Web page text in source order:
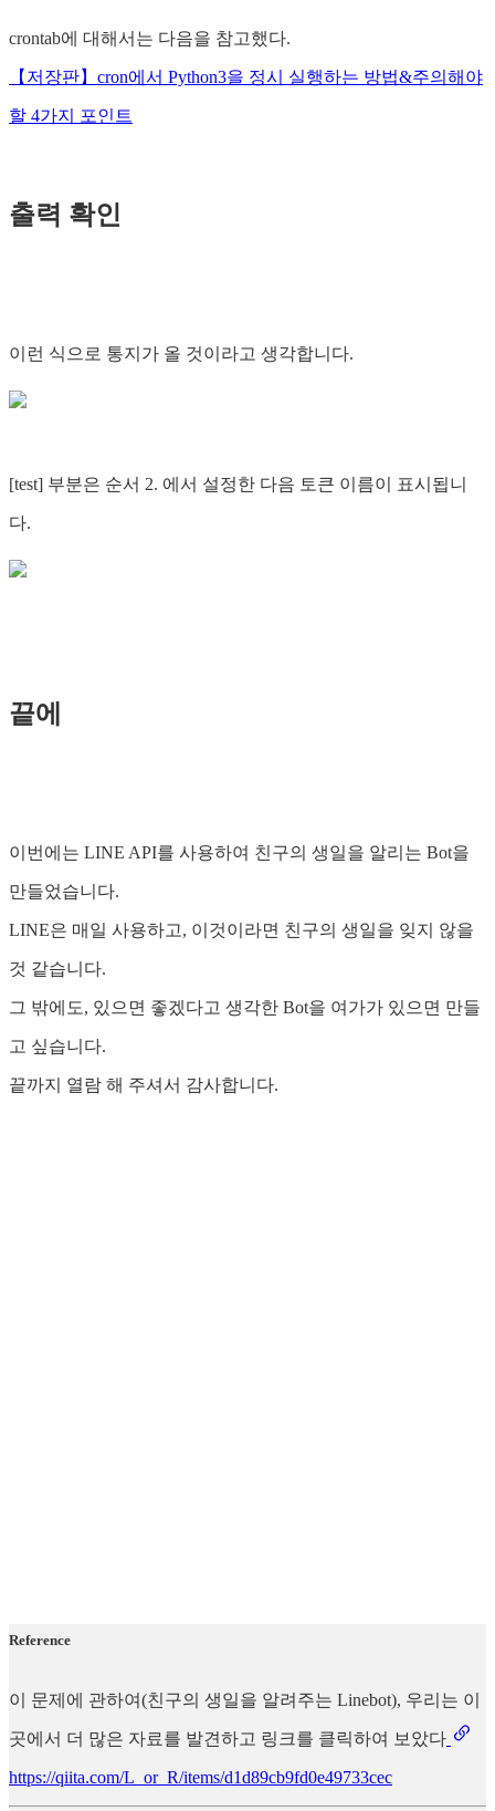
crontab에 대해서는 다음을 참고했다.
【저장판】cron에서 Python3을 정시 실행하는 방법&주의해야
할 4가지 포인트
출력 확인
이런 식으로 통지가 올 것이라고 생각합니다.
[test] 부분은 순서 2. 에서 설정한 다음 토큰 이름이 표시됩니
다.
끝에
이번에는 LINE API를 사용하여 친구의 생일을 알리는 Bot을
만들었습니다.
LINE은 매일 사용하고, 이것이라면 친구의 생일을 잊지 않을
것 같습니다.
그 밖에도, 있으면 좋겠다고 생각한 Bot을 여가가 있으면 만들
고 싶습니다.
끝까지 열람 해 주셔서 감사합니다.
Reference
이 문제에 관하여(친구의 생일을 알려주는 Linebot), 우리는 이
곳에서 더 많은 자료를 발견하고 링크를 클릭하여 보았다
https://qiita.com/L_or_R/items/d1d89cb9fd0e49733cec